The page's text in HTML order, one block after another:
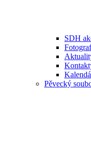
SDH
Pěvecký